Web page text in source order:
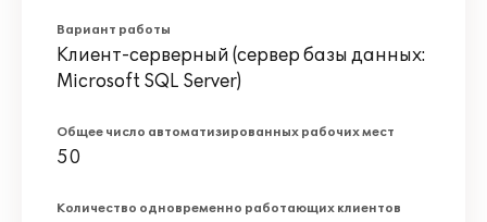
Вариант работы
Клиент-серверный (сервер базы данных:
Microsoft SQL Server)
Общее число автоматизированных рабочих мест
50
Количество одновременно работающих клиентов